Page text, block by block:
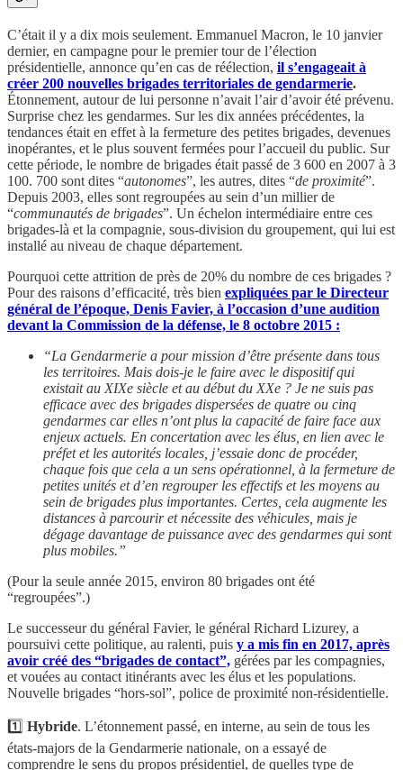
C’était il y a dix mois seulement. Emmanuel Macron, le 10 janvier
dernier, en campagne pour le premier tour de l’élection
présidentielle, annonce qu’en cas de réélection, il s’engageait à
créer 200 nouvelles brigades territoriales de gendarmerie.
Étonnement, autour de lui personne n’avait l’air d’avoir été prévenu.
Surprise chez les gendarmes. Sur les dix années précédentes, la
tendances était en effet à la fermeture des petites brigades, devenues
inopérantes, et le plus souvent fermées pour l’accueil du public. Sur
cette période, le nombre de brigades était passé de 3 600 en 2007 à 3
100. 700 sont dites “autonomes”, les autres, dites “de proximité”.
Depuis 2003, elles sont regroupées au sein d’un millier de
“communautés de brigades”. Un échelon intermédiaire entre ces
brigades-là et la compagnie, sous-division du groupement, qui lui est
installé au niveau de chaque département.
Pourquoi cette attrition de près de 20% du nombre de ces brigades ?
Pour des raisons d’efficacité, très bien expliquées par le Directeur
général de l’époque, Denis Favier, à l’occasion d’une audition
devant la Commission de la défense, le 8 octobre 2015 :
“La Gendarmerie a pour mission d’être présente dans tous
les territoires. Mais dois-je le faire avec le dispositif qui
existait au XIXe siècle et au début du XXe ? Je ne suis pas
efficace avec des brigades dispersées de quatre ou cinq
gendarmes car elles n’ont plus la capacité de faire face aux
enjeux actuels. En concertation avec les élus, en lien avec le
préfet et les autorités locales, j’essaie donc de procéder,
chaque fois que cela a un sens opérationnel, à la fermeture de
petites unités et d’en regrouper les effectifs et les moyens au
sein de brigades plus importantes. Certes, cela augmente les
distances à parcourir et nécessite des véhicules, mais je
dégage davantage de puissance avec des gendarmes qui sont
plus mobiles.”
(Pour la seule année 2015, environ 80 brigades ont été
“regroupées”.)
Le successeur du général Favier, le général Richard Lizurey, a
poursuivi cette politique, au ralenti, puis y a mis fin en 2017, après
avoir créé des “brigades de contact”, gérées par les compagnies,
et vouées au contact itinérants avec les élus et les populations.
Nouvelle brigades “hors-sol”, police de proximité non-résidentielle.
1️⃣ Hybride. L’étonnement passé, en interne, au sein de tous les
états-majors de la Gendarmerie nationale, on a essayé de
comprendre le sens du propos présidentiel, de quelles type de